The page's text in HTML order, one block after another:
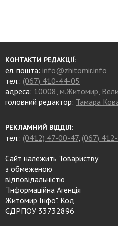
КОНТАКТИ РЕДАКЦІЇ:
ел. пошта:info@zhitomir.info
тел.: (067) 410-44-05
адреса: 10008, м.Житомир,
головний редактор: Тамара
РЕКЛАМНИЙ ВІДДІЛ:
тел.: (0412) 47-00-47, (067)
Сайт належить Товариству
з обмеженою
відповідальністю
"Інформаційна Агенція
Житомир Інфо". Код
ЄДРПОУ 33732896